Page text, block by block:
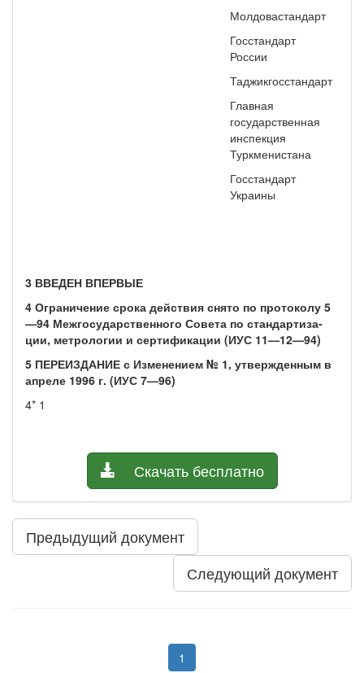
Молдовастандарт
Госстандарт
России
Таджикгосстандарт
Главная
государственная
инспекция
Туркменистана
Госстандарт
Украины
3 ВВЕДЕН ВПЕРВЫЕ
4 Ограничение срока действия снято по протоколу 5
—94 Межгосударственного Совета по стандартиза­
ции, метрологии и сертификации (ИУС 11—12—94)
5 ПЕРЕИЗДАНИЕ с Изменением № 1, утвержденным в
апреле 1996 г. (ИУС 7—96)
4* 1
Скачать бесплатно
Предыдущий документ
Следующий документ
1